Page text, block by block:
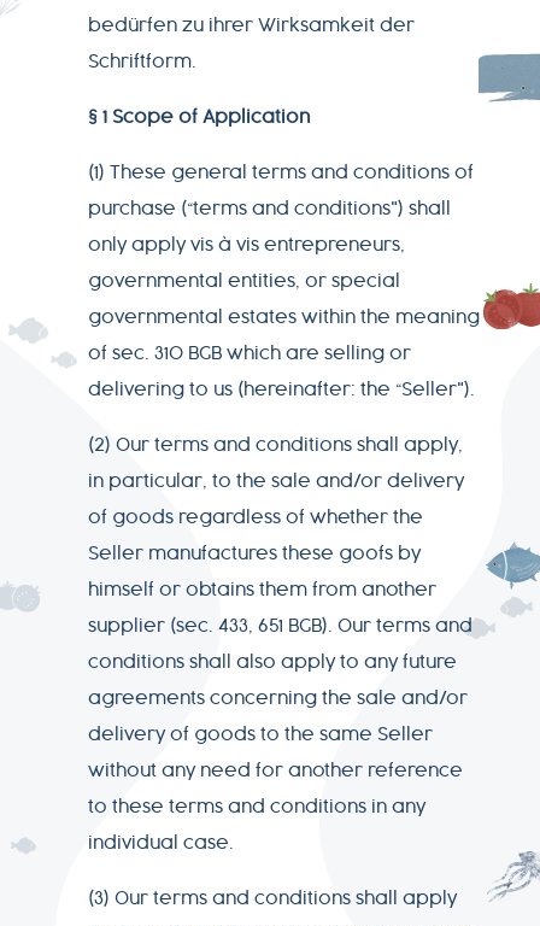
PRODUKTWELT
NEWSLETTER
+49-
7541-
2890-
bedürfen zu ihrer Wirksamkeit der
Schriftform.
§ 1 Scope of Application
(1) These general terms and conditions of
purchase (“terms and conditions") shall
only apply vis à vis entrepreneurs,
governmental entities, or special
governmental estates within the meaning
of sec. 310 BGB which are selling or
delivering to us (hereinafter: the “Seller").
(2) Our terms and conditions shall apply,
in particular, to the sale and/or delivery
of goods regardless of whether the
Seller manufactures these goofs by
himself or obtains them from another
supplier (sec. 433, 651 BGB). Our terms and
conditions shall also apply to any future
agreements concerning the sale and/or
delivery of goods to the same Seller
without any need for another reference
to these terms and conditions in any
individual case.
(3) Our terms and conditions shall apply